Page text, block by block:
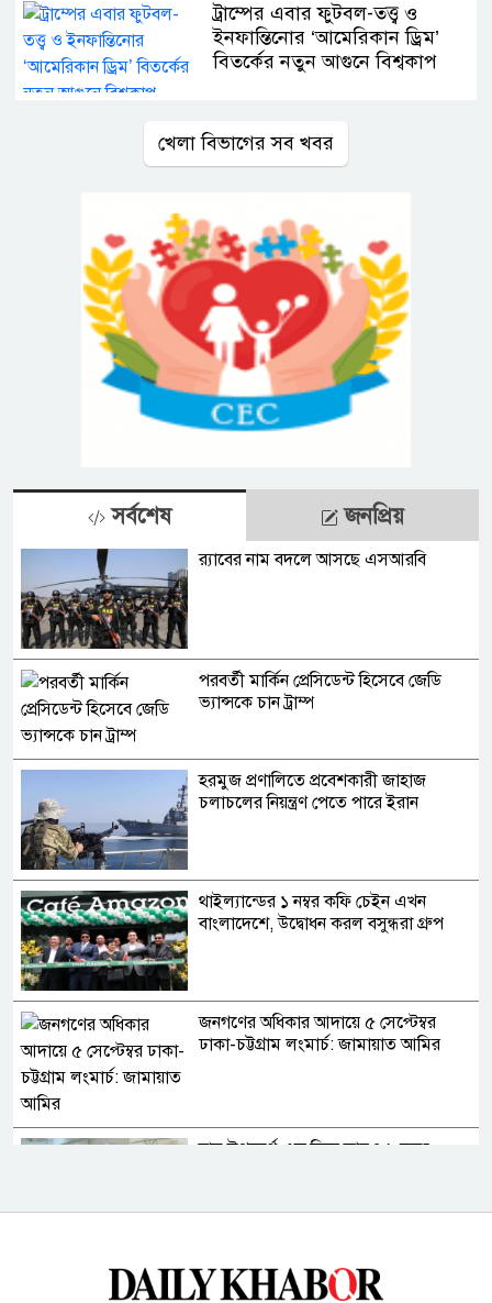
ট্রাম্পের এবার ফুটবল-তত্ত্ব ও
ইনফান্তিনোর ‘আমেরিকান ড্রিম’
বিতর্কের নতুন আগুনে বিশ্বকাপ
খেলা বিভাগের সব খবর
সর্বশেষ জনপ্রিয়
র‍্যাবের নাম বদলে আসছে এসআরবি
পরবর্তী মার্কিন প্রেসিডেন্ট হিসেবে জেডি
ভ্যান্সকে চান ট্রাম্প
হরমুজ প্রণালিতে প্রবেশকারী জাহাজ
চলাচলের নিয়ন্ত্রণ পেতে পারে ইরান
থাইল্যান্ডের ১ নম্বর কফি চেইন এখন
বাংলাদেশে, উদ্বোধন করল বসুন্ধরা গ্রুপ
জনগণের অধিকার আদায়ে ৫ সেপ্টেম্বর
ঢাকা-চট্টগ্রাম লংমার্চ: জামায়াত আমির
হাম উপসর্গে এক দিনে আরও ৬ মৃত্যু
রাষ্ট্রপতি নির্বাচনের চূড়ান্ত তারিখ ঘোষণা